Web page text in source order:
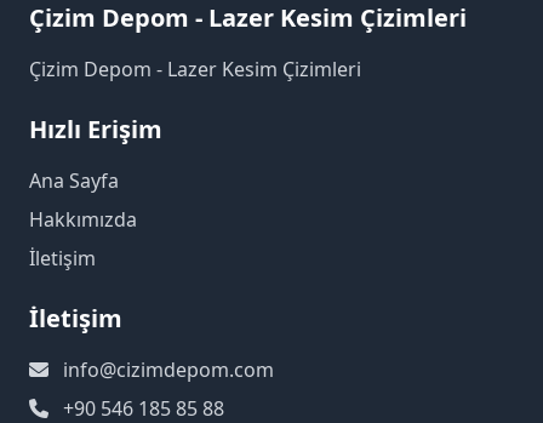
Çizim Depom - Lazer Kesim Çizimleri
Çizim Depom - Lazer Kesim Çizimleri
Hızlı Erişim
Ana Sayfa
Hakkımızda
İletişim
İletişim
info@cizimdepom.com
+90 546 185 85 88